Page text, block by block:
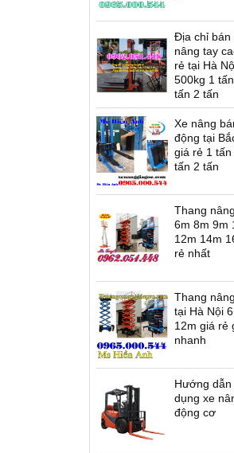
Địa chỉ bán
nâng tay
rẻ tại Hà
500kg 1
tấn 2 tấn
Xe nâng
động tại
giá rẻ 1 tấn
tấn 2 tấn
Thang
6m 8m 9m
12m 14m
rẻ nhất
Thang
tại Hà Nội
12m giá rẻ
nhanh
Hướng
dụng xe
động cơ
Thang nâng người SWP